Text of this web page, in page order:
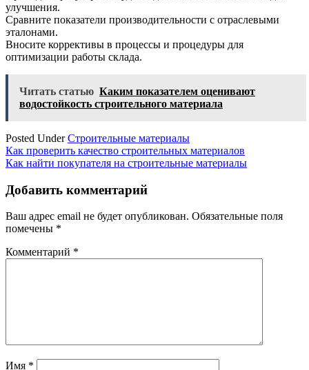
улучшения.
Сравните показатели производительности с отраслевыми
эталонами.
Вносите коррективы в процессы и процедуры для
оптимизации работы склада.
Читать статью Каким показателем оценивают
водостойкость строительного материала
Posted UnderСтроительные материалы
Навигация
по
записям
Как проверить качество строительных материалов
Как найти покупателя на строительные материалы
Добавить комментарий
Ваш адрес email не будет опубликован. Обязательные поля
помечены *
Комментарий *
Имя *